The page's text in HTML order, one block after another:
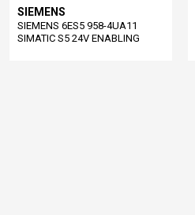
SIEMENS
SIEMENS 6ES5 958-4UA11
SIMATIC S5 24V ENABLING